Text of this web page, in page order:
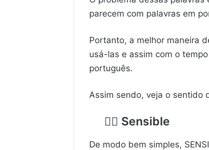
parecem com palavras em
Portanto, a melhor maneira
usá-las e assim com o
português.
Assim sendo, veja o sentido
👉🏼 Sensible
De modo bem simples,